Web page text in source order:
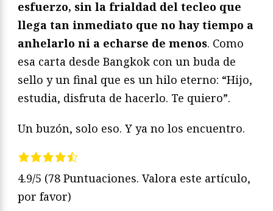
esfuerzo, sin la frialdad del tecleo que
llega tan inmediato que no hay tiempo a
anhelarlo ni a echarse de menos. Como
esa carta desde Bangkok con un buda de
sello y un final que es un hilo eterno: “Hijo,
estudia, disfruta de hacerlo. Te quiero”.
Un buzón, solo eso. Y ya no los encuentro.
4.9/5 (78 Puntuaciones. Valora este artículo,
por favor)